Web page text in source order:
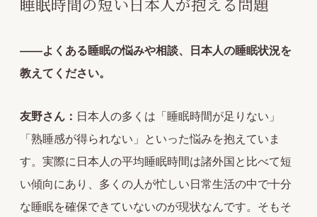
――よくある睡眠の悩みや相談、日本人の睡眠状況を
教えてください。
友野さん： 日本人の多くは「睡眠時間が足りない」
「熟睡感が得られない」といった悩みを抱えていま
す。実際に日本人の平均睡眠時間は諸外国と比べて短
い傾向にあり、多くの人が忙しい日常生活の中で十分
な睡眠を確保できていないのが現状なんです。そもそ